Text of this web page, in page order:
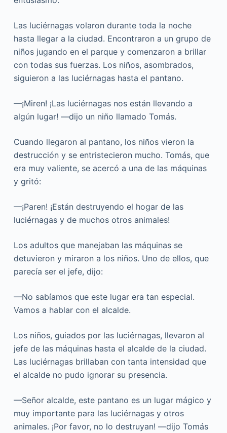
Las luciérnagas volaron durante toda la noche
hasta llegar a la ciudad. Encontraron a un grupo de
niños jugando en el parque y comenzaron a brillar
con todas sus fuerzas. Los niños, asombrados,
siguieron a las luciérnagas hasta el pantano.
—¡Miren! ¡Las luciérnagas nos están llevando a
algún lugar! —dijo un niño llamado Tomás.
Cuando llegaron al pantano, los niños vieron la
destrucción y se entristecieron mucho. Tomás, que
era muy valiente, se acercó a una de las máquinas
y gritó:
—¡Paren! ¡Están destruyendo el hogar de las
luciérnagas y de muchos otros animales!
Los adultos que manejaban las máquinas se
detuvieron y miraron a los niños. Uno de ellos, que
parecía ser el jefe, dijo:
—No sabíamos que este lugar era tan especial.
Vamos a hablar con el alcalde.
Los niños, guiados por las luciérnagas, llevaron al
jefe de las máquinas hasta el alcalde de la ciudad.
Las luciérnagas brillaban con tanta intensidad que
el alcalde no pudo ignorar su presencia.
—Señor alcalde, este pantano es un lugar mágico y
muy importante para las luciérnagas y otros
animales. ¡Por favor, no lo destruyan! —dijo Tomás